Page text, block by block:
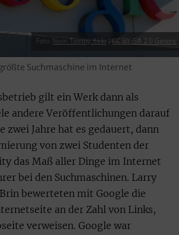
Foto: Neon Tommy, flickr CC BY-SA 2.0 Generic
Suchmaschine im Internet
gilt ein Werk dann als
andere Veröffentlichungen darauf
zwei Jahre hat es gedauert, dann
von zwei Studenten der
das Maß aller Dinge im Internet
bei den Suchmaschinen. Larry
bewerteten mit Google die
an der Zahl von Links,
verweisen. Google war